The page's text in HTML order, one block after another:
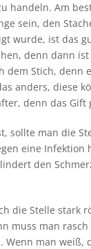
handeln. Am
sein, den
wurde, ist das
denn dann
dem Stich, denn
anders, diese
denn das
sollte man die
eine
den
die Stelle stark
muss man
Wenn man